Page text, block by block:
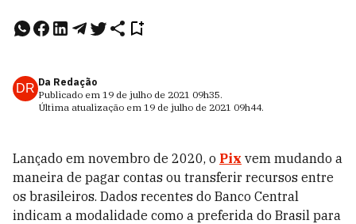
DR Da Redação
Publicado em 19 de julho de 2021 09h35.
Última atualização em 19 de julho de 2021 09h44.
Lançado em novembro de 2020, o Pix vem mudando a
maneira de pagar contas ou transferir recursos entre
os brasileiros. Dados recentes do Banco Central
indicam a modalidade como a preferida do Brasil para